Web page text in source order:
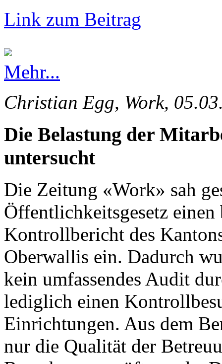
Link zum Beitrag
Mehr...
Christian Egg, Work,
Die Belastung der
untersucht
Die Zeitung «Work» sah
Öffentlichkeitsgesetz
Kontrollbericht des
Oberwallis ein. Dadurch
kein umfassendes Audit
lediglich einen
Einrichtungen. Aus dem
nur die Qualität der